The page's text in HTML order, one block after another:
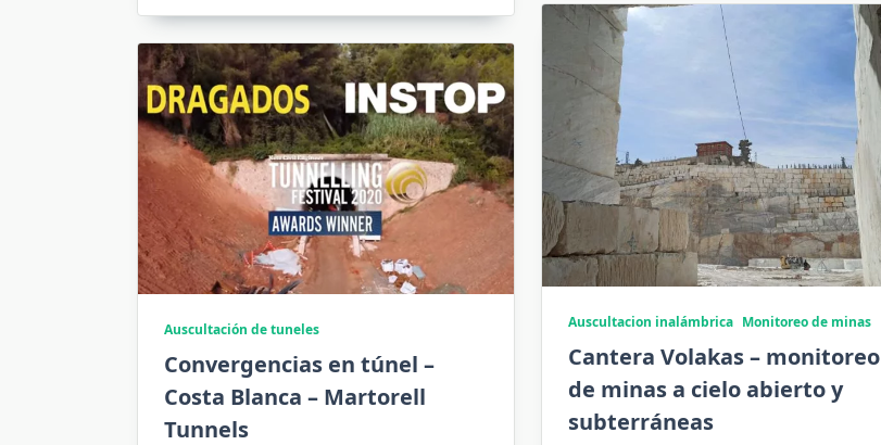
Auscultacion inalámbrica Monitoreo de minas
Cantera Volakas – monitoreo
de minas a cielo abierto y
subterráneas
Auscultación de tuneles
Convergencias en túnel –
Costa Blanca – Martorell
Tunnels